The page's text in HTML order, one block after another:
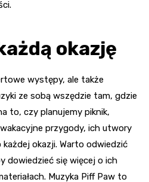
okazję
występy, ale także
ze sobą wszędzie tam, gdzie
to, czy planujemy piknik,
przygody, ich utwory
okazji. Warto odwiedzić
dowiedzieć się więcej o ich
Muzyka Piff Paw to